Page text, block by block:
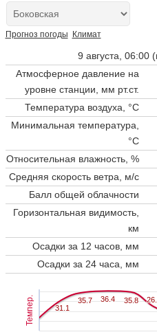
Прогноз погоды Климат
9 августа, 06:00
Атмосферное давление на
уровне станции, мм рт.ст.
Температура воздуха, °C
Минимальная температура,
°C
Относительная влажность, %
Средняя скорость ветра, м/с
Балл общей облачности
Горизонтальная видимость,
км
Осадки за 12 часов, мм
Осадки за 24 часа, мм
Темпер. 31.1
31.1
35.7
35.7 36.4
36.4 35.8
35.8